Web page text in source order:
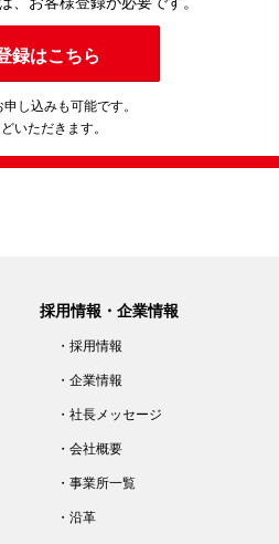
録はこちら
し込みも可能です。
いただきます。
採用情報・企業情報
・採用情報
・企業情報
・社長メッセージ
・会社概要
・事業所一覧
・沿革